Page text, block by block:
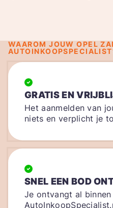
WAAROM JOUW OPEL
GRATIS EN
Het aanmelden van
niets en verplicht je
SNEL EEN BOD
Je ontvangt al